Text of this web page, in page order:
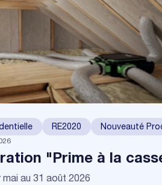
RE2020 Nouveauté
"Prime à la
mai au 31 août 2026